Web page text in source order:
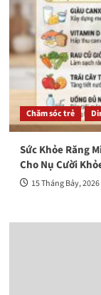
Chăm sóc trẻ
Sức Khỏe Răng
Cho Nụ Cười
15 Tháng Bảy, 2026